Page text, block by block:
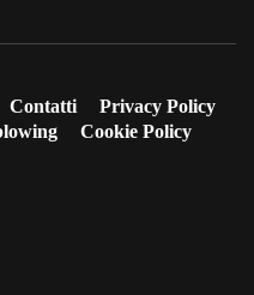
Contatti
Privacy Policy
Cookie Policy